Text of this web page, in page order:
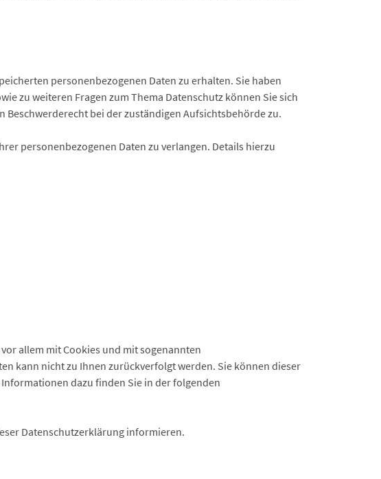
personenbezogenen Daten zu erhalten. Sie haben
zu weiteren Fragen zum Thema Datenschutz können Sie sich
Beschwerderecht bei der zuständigen Aufsichtsbehörde zu.
personenbezogenen Daten zu verlangen. Details hierzu
allem mit Cookies und mit sogenannten
kann nicht zu Ihnen zurückverfolgt werden. Sie können dieser
dazu finden Sie in der folgenden
Datenschutzerklärung informieren.